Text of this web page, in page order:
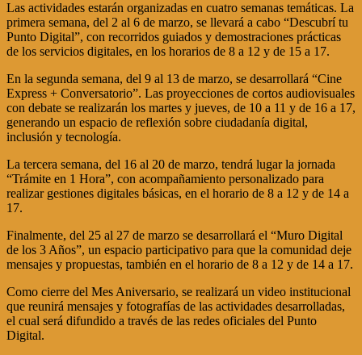
Las actividades estarán organizadas en cuatro semanas temáticas. La
primera semana, del 2 al 6 de marzo, se llevará a cabo “Descubrí tu
Punto Digital”, con recorridos guiados y demostraciones prácticas
de los servicios digitales, en los horarios de 8 a 12 y de 15 a 17.
En la segunda semana, del 9 al 13 de marzo, se desarrollará “Cine
Express + Conversatorio”. Las proyecciones de cortos audiovisuales
con debate se realizarán los martes y jueves, de 10 a 11 y de 16 a 17,
generando un espacio de reflexión sobre ciudadanía digital,
inclusión y tecnología.
La tercera semana, del 16 al 20 de marzo, tendrá lugar la jornada
“Trámite en 1 Hora”, con acompañamiento personalizado para
realizar gestiones digitales básicas, en el horario de 8 a 12 y de 14 a
17.
Finalmente, del 25 al 27 de marzo se desarrollará el “Muro Digital
de los 3 Años”, un espacio participativo para que la comunidad deje
mensajes y propuestas, también en el horario de 8 a 12 y de 14 a 17.
Como cierre del Mes Aniversario, se realizará un video institucional
que reunirá mensajes y fotografías de las actividades desarrolladas,
el cual será difundido a través de las redes oficiales del Punto
Digital.